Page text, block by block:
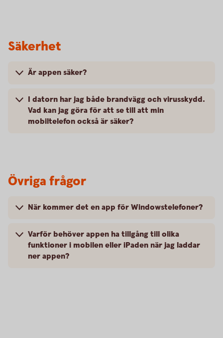
Säkerhet
Är appen säker?
I datorn har jag både brandvägg och virusskydd.
Vad kan jag göra för att se till att min
mobiltelefon också är säker?
Övriga frågor
När kommer det en app för Windowstelefoner?
Varför behöver appen ha tillgång till olika
funktioner i mobilen eller iPaden när jag laddar
ner appen?